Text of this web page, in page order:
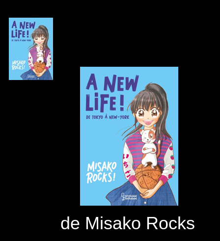
de Misako Rocks